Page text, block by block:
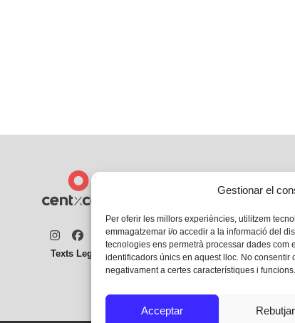
Gestionar el
Per oferir les millors experiències, utilitzem
emmagatzemar i/o accedir a la informació del
tecnologies ens permetrà processar dades com
identificadors únics en aquest lloc. No consentir
negativament a certes característiques i funcions.
Acceptar Rebutjar
Instagram
Facebook
Twitter
Texts Legals